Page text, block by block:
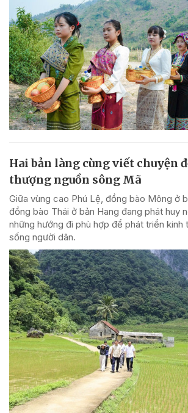
Hai bản làng cùng viết chuyện
thượng nguồn sông Mã
Giữa vùng cao Phú Lệ, đồng bào Mông ở
đồng bào Thái ở bản Hang đang phát huy
những hướng đi phù hợp để phát triển kinh
sống người dân.